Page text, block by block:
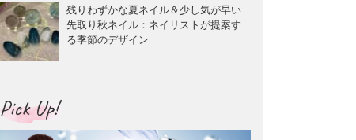
残りわずかな夏ネイル＆少し気が早い
先取り秋ネイル：ネイリストが提案す
る季節のデザイン
Pick Up!